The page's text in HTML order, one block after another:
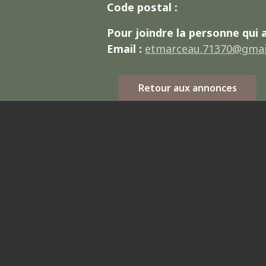
Code postal :
Pour joindre la personne qui
Email :
Retour aux annonces